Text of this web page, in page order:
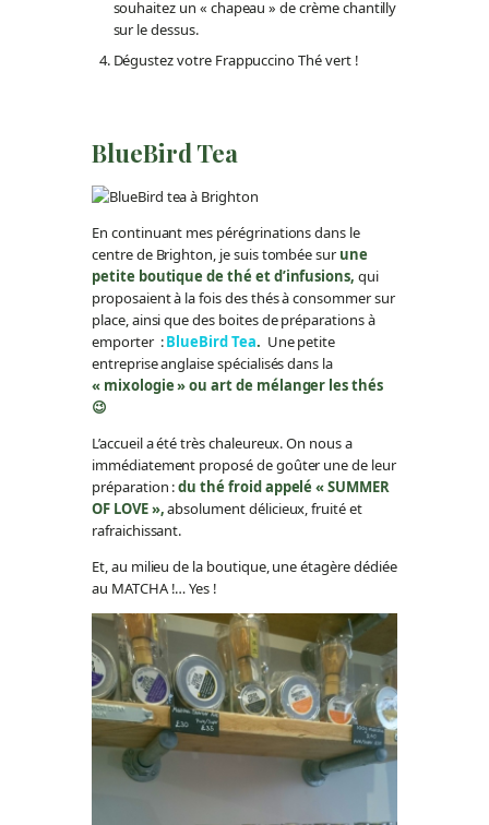
souhaitez un « chapeau » de crème chantilly
sur le dessus.
Dégustez votre Frappuccino Thé vert !
BlueBird Tea
En continuant mes pérégrinations dans le
centre de Brighton, je suis tombée sur une
petite boutique de thé et d’infusions, qui
proposaient à la fois des thés à consommer sur
place, ainsi que des boites de préparations à
emporter :BlueBird Tea. Une petite
entreprise anglaise spécialisés dans la
« mixologie » ou art de mélanger les thés
😉
L’accueil a été très chaleureux. On nous a
immédiatement proposé de goûter une de leur
préparation :du thé froid appelé « SUMMER
OF LOVE »,absolument délicieux, fruité et
rafraichissant.
Et, au milieu de la boutique, une étagère dédiée
au MATCHA !… Yes !